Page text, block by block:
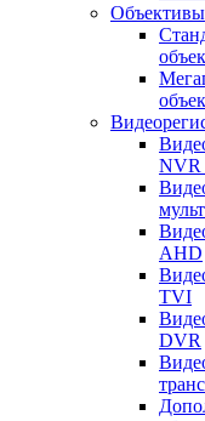
Объективы
NVR
AHD
TVI
DVR